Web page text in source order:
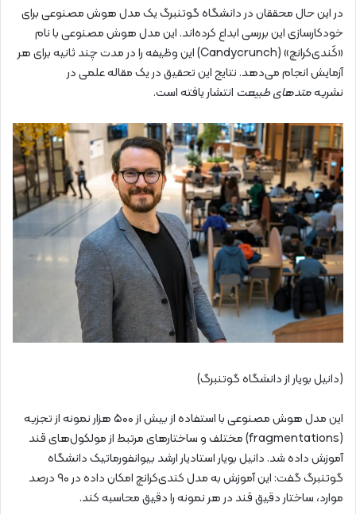
در این حال محققان در دانشگاه گوتنبرگ یک مدل هوش مصنوعی برای
خودکارسازی این بررسی ابداع کرده‌اند. این مدل هوش مصنوعی با نام
«کَندی‌کرانچ» (Candycrunch) این وظیفه را در مدت چند ثانیه برای هر
آزمایش انجام می‌دهد. نتایج این تحقیق در یک مقاله علمی در
نشریهمتدهای طبیعت انتشار یافته است.
(دانیل بویار از دانشگاه گوتنبرگ)
این مدل هوش مصنوعی با استفاده از بیش از ۵۰۰ هزار نمونه از تجزیه
(fragmentations) مختلف و ساختارهای مرتبط از مولکول‌های قند
آموزش داده شد. دانیل بویار استادیار ارشد بیوانفورماتیک دانشگاه
گوتنبرگ گفت: این آموزش به مدل کندی‌کرانچ امکان داده در ۹۰ درصد
موارد، ساختار دقیق قند در هر نمونه را دقیق محاسبه کند.